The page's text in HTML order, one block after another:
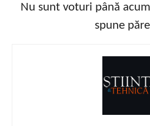
Nu sunt voturi până
spune